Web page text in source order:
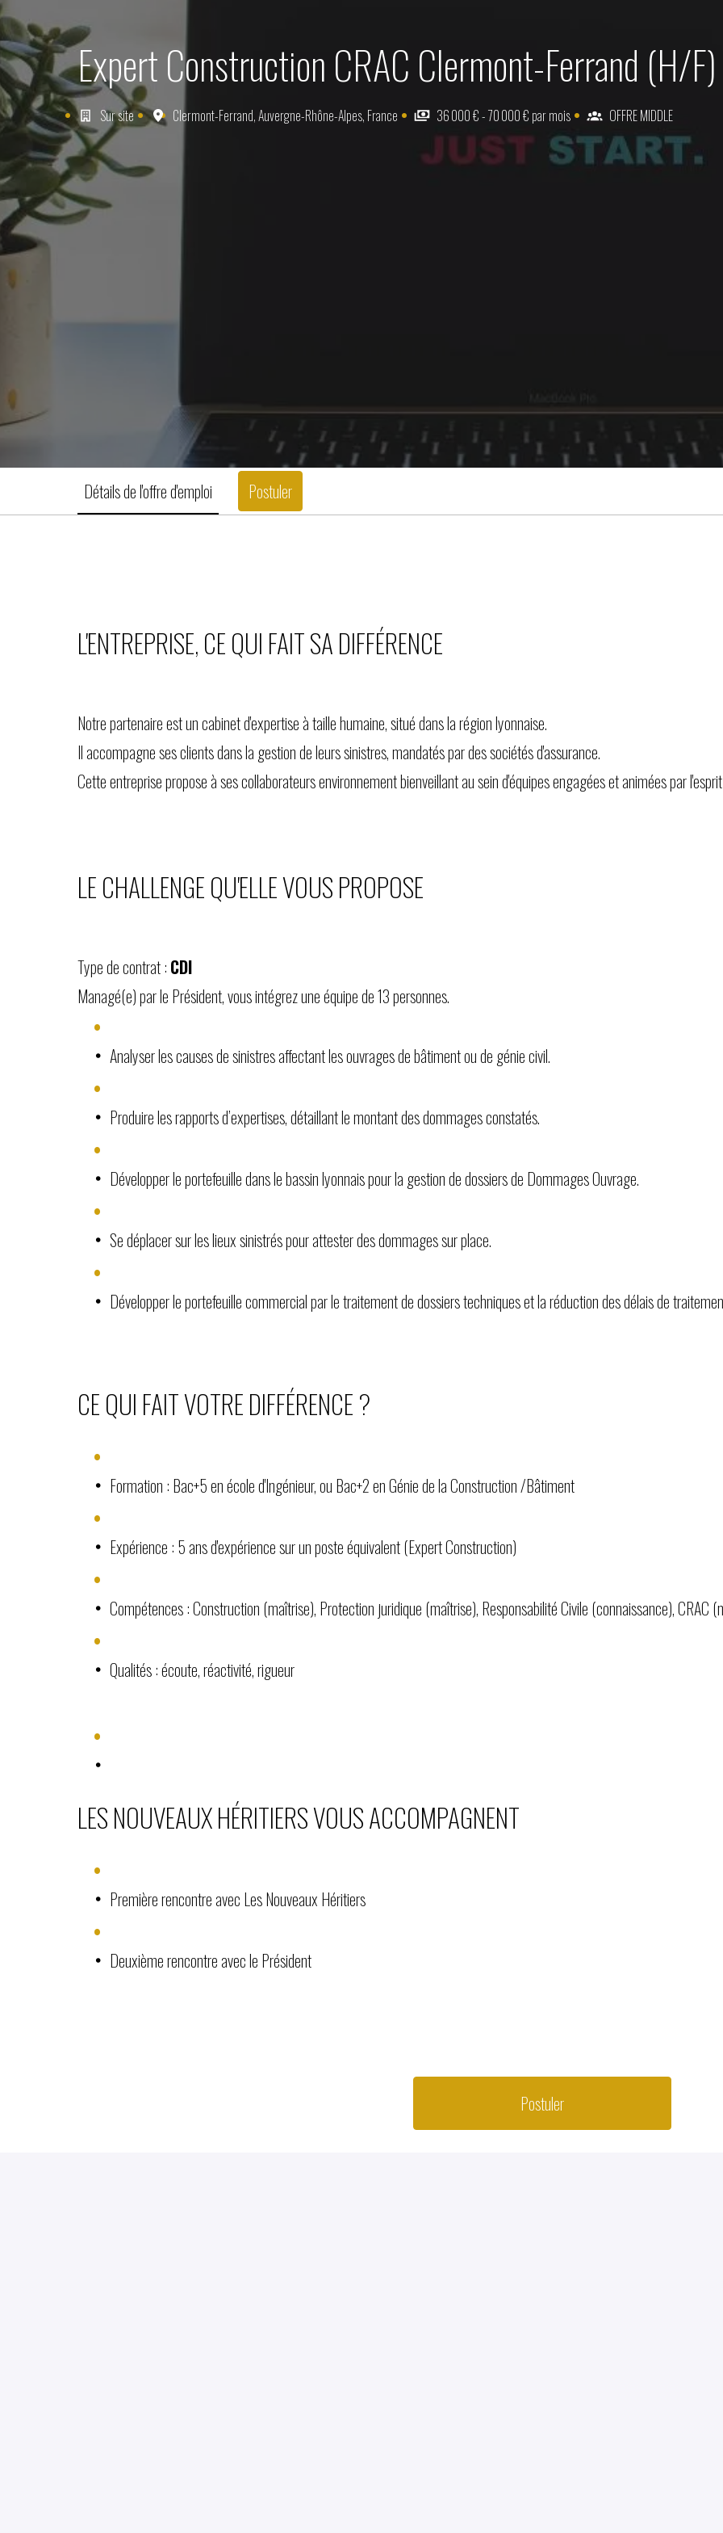
Expert Construction CRAC Clermont-Ferrand (H/F)
Sur site Clermont-Ferrand,Auvergne-Rhône-Alpes, France 36 000 € - 70 000 € par mois OFFRE MIDDLE
Détails de l'offre d'emploi Postuler
L'ENTREPRISE, CE QUI FAIT SA DIFFÉRENCE
Notre partenaire est un cabinet d'expertise à taille humaine, situé dans la région lyonnaise.
Il accompagne ses clients dans la gestion de leurs sinistres, mandatés par des sociétés d'assurance.
Cette entreprise propose à ses collaborateurs environnement bienveillant au sein d'équipes engagées et animées par
LE CHALLENGE QU'ELLE VOUS PROPOSE
Type de contrat : CDI
Managé(e) par le Président, vous intégrez une équipe de 13 personnes.
Analyser les causes de sinistres affectant les ouvrages de bâtiment ou de génie civil.
Produire les rapports d’expertises, détaillant le montant des dommages constatés.
Développer le portefeuille dans le bassin lyonnais pour la gestion de dossiers de Dommages Ouvrage.
Se déplacer sur les lieux sinistrés pour attester des dommages sur place.
Développer le portefeuille commercial par le traitement de dossiers techniques et la réduction des délais de
CE QUI FAIT VOTRE DIFFÉRENCE ?
Formation : Bac+5 en école d'Ingénieur, ou Bac+2 en Génie de la Construction /Bâtiment
Expérience : 5 ans d'expérience sur un poste équivalent (Expert Construction)
Compétences : Construction (maîtrise), Protection juridique (maîtrise), Responsabilité Civile (connaissance), CRAC
Qualités : écoute, réactivité, rigueur
LES NOUVEAUX HÉRITIERS VOUS ACCOMPAGNENT
Première rencontre avec Les Nouveaux Héritiers
Deuxième rencontre avec le Président
Postuler